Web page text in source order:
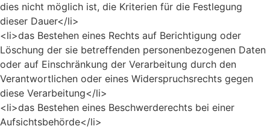
dies nicht möglich ist, die Kriterien für die Festlegung
dieser Dauer</li>
<li>das Bestehen eines Rechts auf Berichtigung oder
Löschung der sie betreffenden personenbezogenen Daten
oder auf Einschränkung der Verarbeitung durch den
Verantwortlichen oder eines Widerspruchsrechts gegen
diese Verarbeitung</li>
<li>das Bestehen eines Beschwerderechts bei einer
Aufsichtsbehörde</li>